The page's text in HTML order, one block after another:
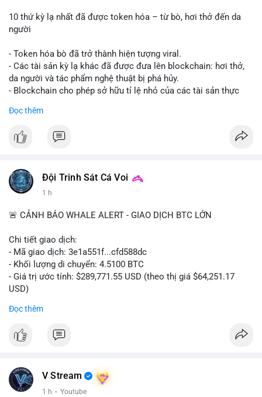
10 thứ kỳ lạ nhất đã được token hóa – từ bò, hơi thở đến da
người
- Token hóa bò đã trở thành hiện tượng viral.
- Các tài sản kỳ lạ khác đã được đưa lên blockchain: hơi thở,
da người và tác phẩm nghệ thuật bị phá hủy.
- Blockchain cho phép sở hữu tỉ lệ nhỏ của các tài sản thực
- Câu hỏi về pháp lý, đạo đức và bảo mật đang được đặt ra.
bất thường.
$btc $eth
#vlikevn #titanbot
📰 Nguồn: Cointelegraph
Đọc thêm
Đội Trinh Sát Cá Voi
1 h
🚨 CẢNH BÁO WHALE ALERT - GIAO DỊCH BTC LỚN
Chi tiết giao dịch:
- Mã giao dịch: 3e1a551f...cfd588dc
- Khối lượng di chuyển: 4.5100 BTC
- Giá trị ước tính: $289,771.55 USD (theo thị giá $64,251.17
USD)
Giao dịch 4.51 BTC trị giá gần 290 nghìn USD được phát hiện
đang tái cơ cấu danh mục, không phải áp lực bán khẩn cấp.
Nếu dòng tiền hướng về ví lạnh hoặc ví tích lũy, khả năng cao
Đọc thêm
V Stream
1 h · Youtube